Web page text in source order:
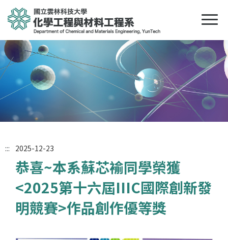
::: 2025-12-23
恭喜~本系蘇芯褕同學榮獲
<2025第十六屆IIIC國際創新發
明競賽>作品創作優等獎